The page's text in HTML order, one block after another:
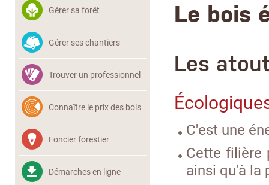
Gérer sa forêt
Gérer ses chantiers
Trouver un professionnel
Connaître le prix des bois
Foncier forestier
Démarches en ligne
Le bois
Les
C'est une
Cette filière
ainsi qu'à la